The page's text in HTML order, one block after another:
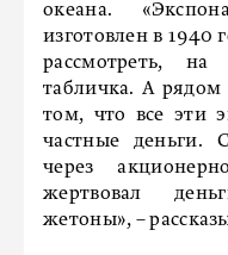
океана.
изготовлен в 1940
рассмотреть,
табличка. А
том, что все эти
частные деньги.
через
жертвовал
жетоны», –